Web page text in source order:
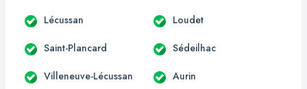
Lécussan Loudet
Saint-Plancard Sédeilhac
Villeneuve-Lécussan Aurin